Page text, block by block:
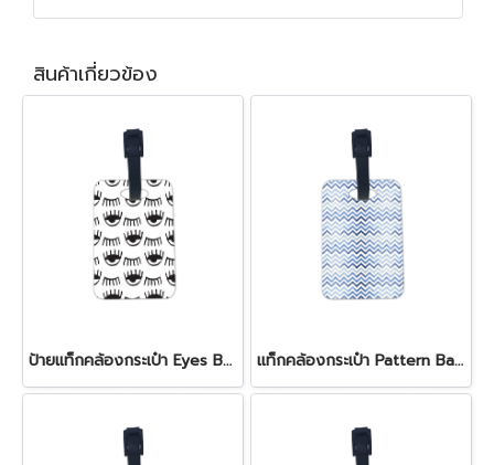
สินค้าเกี่ยวข้อง
ป้ายแท็กคล้องกระเป๋า Eyes Bag Tag แท็กคล้องกระเป๋า Pattern Bag Tag